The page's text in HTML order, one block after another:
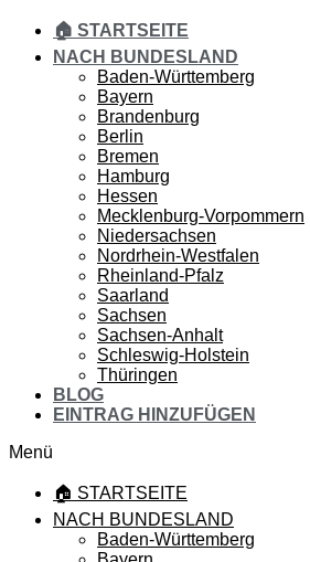
🏠 STARTSEITE
NACH BUNDESLAND
Baden-Württemberg
Bayern
Brandenburg
Berlin
Bremen
Hamburg
Hessen
Mecklenburg-Vorpommern
Niedersachsen
Nordrhein-Westfalen
Rheinland-Pfalz
Saarland
Sachsen
Sachsen-Anhalt
Schleswig-Holstein
Thüringen
BLOG
EINTRAG HINZUFÜGEN
Menü
🏠 STARTSEITE
NACH BUNDESLAND
Baden-Württemberg